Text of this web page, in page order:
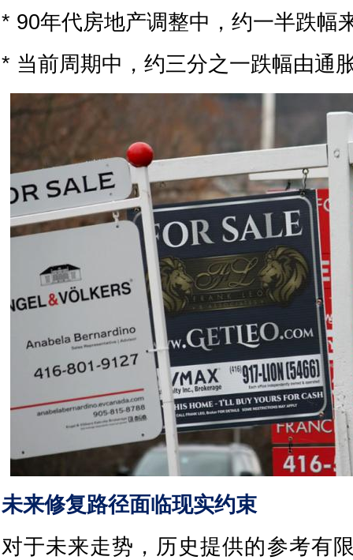
* 90年代房地产调整中，约一半跌幅
* 当前周期中，约三分之一跌幅由通
未来修复路径面临现实约束
对于未来走势，历史提供的参考有